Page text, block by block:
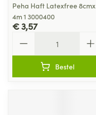
Peha Haft Latexfree 8cmx
4m 1 3000400
€ 3,57
Bestel